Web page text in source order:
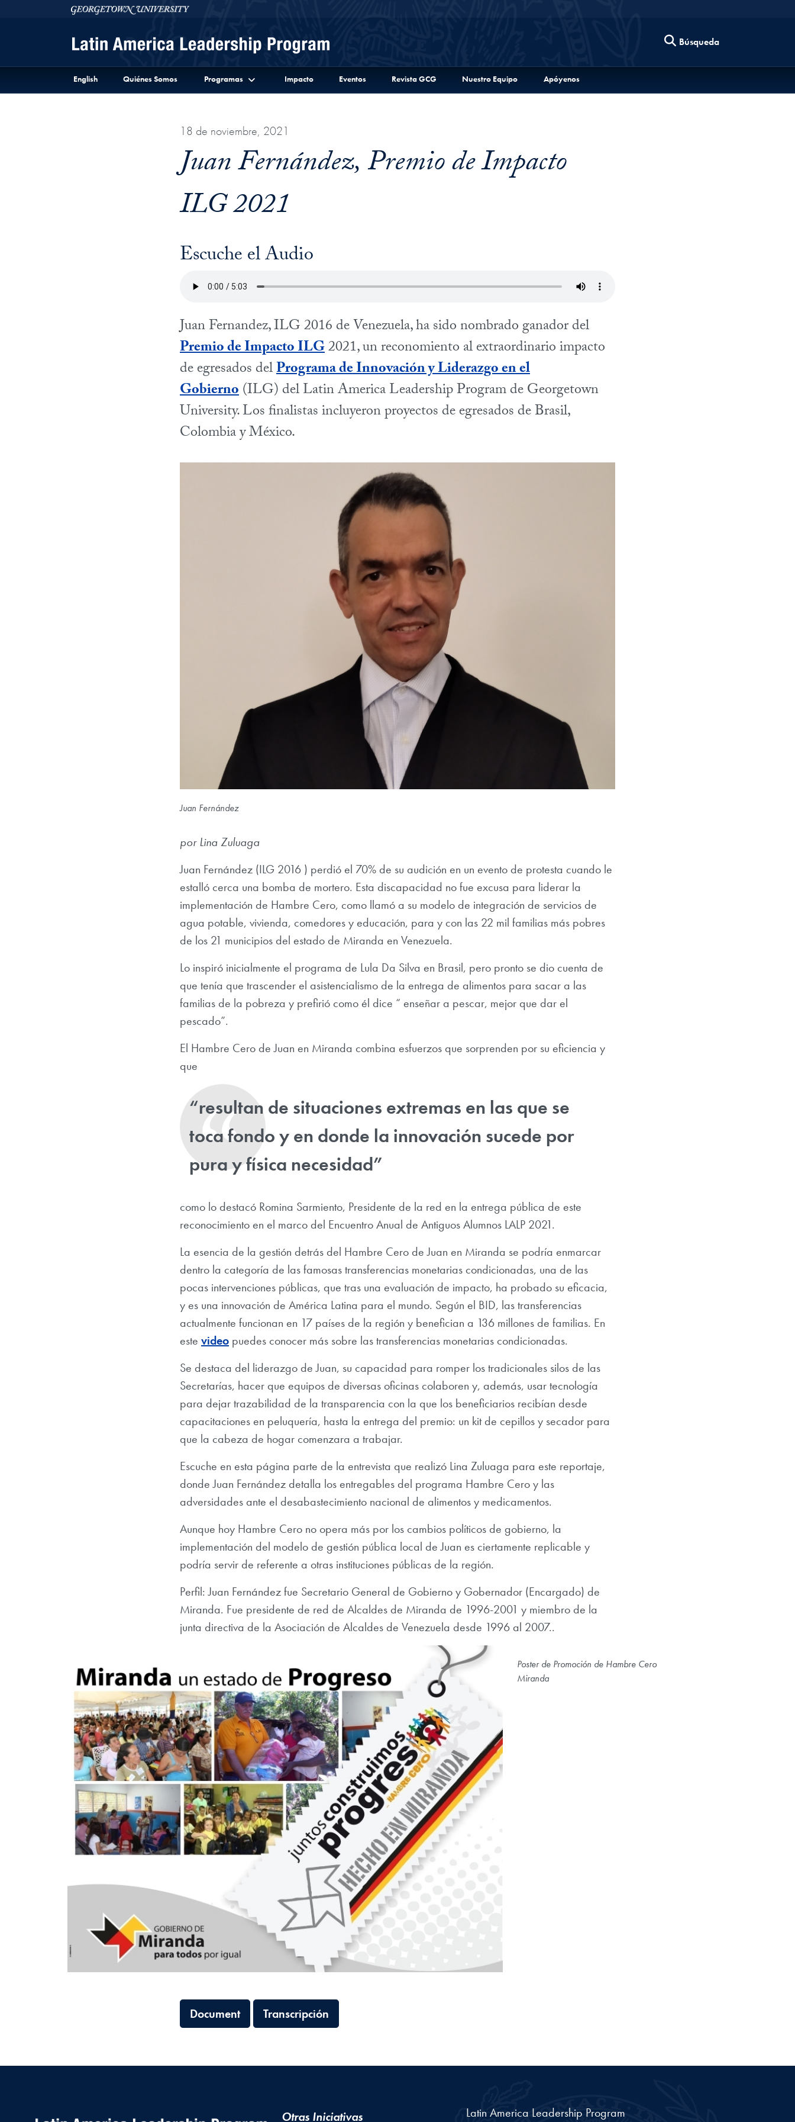
Skip to Latin America Leadership Program Full Site Menu
Skip to main contentGeorgetown University
Búsqueda
English Quiénes Somos Programas Impacto Eventos Revista GCG Nuestro Equipo Apóyenos
18 de noviembre, 2021
Juan Fernández, Premio de Impacto
ILG 2021
Escuche el Audio
Juan Fernandez, ILG 2016 de Venezuela, ha sido nombrado ganador del
Premio de Impacto ILG2021, un reconomiento al extraordinario impacto
de egresados delPrograma de Innovación y Liderazgo en el
Gobierno(ILG) del Latin America Leadership Program de Georgetown
University. Los finalistas incluyeron proyectos de egresados de Brasil,
Colombia y México.
Juan Fernández
por Lina Zuluaga
Juan Fernández (ILG 2016 ) perdió el 70% de su audición en un evento de protesta cuando le
estalló cerca una bomba de mortero. Esta discapacidad no fue excusa para liderar la
implementación de Hambre Cero, como llamó a su modelo de integración de servicios de
agua potable, vivienda, comedores y educación, para y con las 22 mil familias más pobres
de los 21 municipios del estado de Miranda en Venezuela.
Lo inspiró inicialmente el programa de Lula Da Silva en Brasil, pero pronto se dio cuenta de
que tenía que trascender el asistencialismo de la entrega de alimentos para sacar a las
familias de la pobreza y prefirió como él dice “ enseñar a pescar, mejor que dar el
pescado”.
El Hambre Cero de Juan en Miranda combina esfuerzos que sorprenden por su eficiencia y
que
“resultan de situaciones extremas en las que se
toca fondo y en donde la innovación sucede por
pura y física necesidad”
como lo destacó Romina Sarmiento, Presidente de la red en la entrega pública de este
reconocimiento en el marco del Encuentro Anual de Antiguos Alumnos LALP 2021.
La esencia de la gestión detrás del Hambre Cero de Juan en Miranda se podría enmarcar
dentro la categoría de las famosas transferencias monetarias condicionadas, una de las
pocas intervenciones públicas, que tras una evaluación de impacto, ha probado su eficacia,
y es una innovación de América Latina para el mundo. Según el BID, las transferencias
actualmente funcionan en 17 países de la región y benefician a 136 millones de familias. En
este video puedes conocer más sobre las transferencias monetarias condicionadas.
Se destaca del liderazgo de Juan, su capacidad para romper los tradicionales silos de las
Secretarías, hacer que equipos de diversas oficinas colaboren y, además, usar tecnología
para dejar trazabilidad de la transparencia con la que los beneficiarios recibían desde
capacitaciones en peluquería, hasta la entrega del premio: un kit de cepillos y secador para
que la cabeza de hogar comenzara a trabajar.
Escuche en esta página parte de la entrevista que realizó Lina Zuluaga para este reportaje,
donde Juan Fernández detalla los entregables del programa Hambre Cero y las
adversidades ante el desabastecimiento nacional de alimentos y medicamentos.
Aunque hoy Hambre Cero no opera más por los cambios políticos de gobierno, la
implementación del modelo de gestión pública local de Juan es ciertamente replicable y
podría servir de referente a otras instituciones públicas de la región.
Perfil: Juan Fernández fue Secretario General de Gobierno y Gobernador (Encargado) de
Miranda. Fue presidente de red de Alcaldes de Miranda de 1996-2001 y miembro de la
junta directiva de la Asociación de Alcaldes de Venezuela desde 1996 al 2007..
Poster de Promoción de Hambre Cero
Miranda
Document Transcripción
Otras Iniciativas Latin America Leadership Program